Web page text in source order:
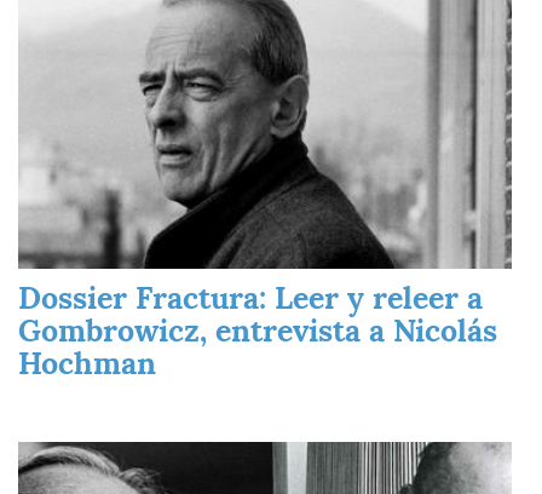
Dossier Fractura: Leer y releer a
Gombrowicz, entrevista a Nicolás
Hochman
Imagen